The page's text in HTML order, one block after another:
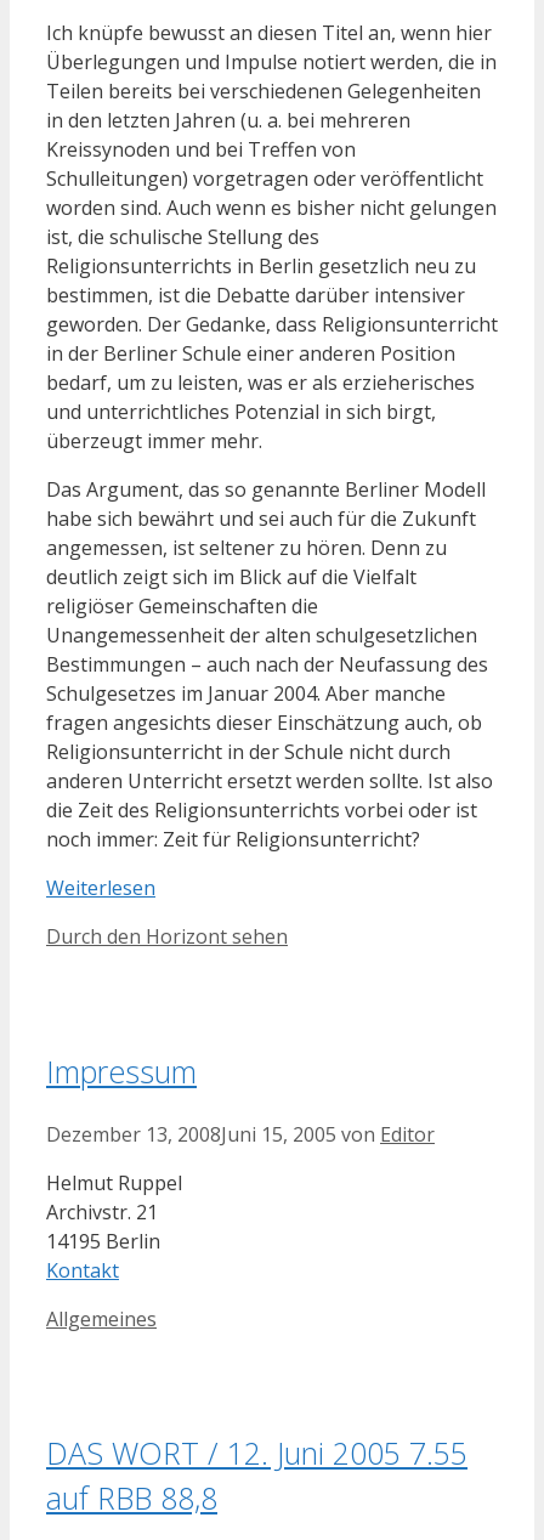
Ich knüpfe bewusst an diesen Titel an, wenn hier
Überlegungen und Impulse notiert werden, die in
Teilen bereits bei verschiedenen Gelegenheiten
in den letzten Jahren (u. a. bei mehreren
Kreissynoden und bei Treffen von
Schulleitungen) vorgetragen oder veröffentlicht
worden sind. Auch wenn es bisher nicht gelungen
ist, die schulische Stellung des
Religionsunterrichts in Berlin gesetzlich neu zu
bestimmen, ist die Debatte darüber intensiver
geworden. Der Gedanke, dass Religionsunterricht
in der Berliner Schule einer anderen Position
bedarf, um zu leisten, was er als erzieherisches
und unterrichtliches Potenzial in sich birgt,
überzeugt immer mehr.
Das Argument, das so genannte Berliner Modell
habe sich bewährt und sei auch für die Zukunft
angemessen, ist seltener zu hören. Denn zu
deutlich zeigt sich im Blick auf die Vielfalt
religiöser Gemeinschaften die
Unangemessenheit der alten schulgesetzlichen
Bestimmungen – auch nach der Neufassung des
Schulgesetzes im Januar 2004. Aber manche
fragen angesichts dieser Einschätzung auch, ob
Religionsunterricht in der Schule nicht durch
anderen Unterricht ersetzt werden sollte. Ist also
die Zeit des Religionsunterrichts vorbei oder ist
noch immer: Zeit für Religionsunterricht?
Weiterlesen
Kategorien
Durch den Horizont sehen
Impressum
Dezember 13, 2008Juni 15, 2005 von Editor
Helmut Ruppel
Archivstr. 21
14195 Berlin
Kontakt
Kategorien
Allgemeines
DAS WORT / 12. Juni 2005 7.55
auf RBB 88,8